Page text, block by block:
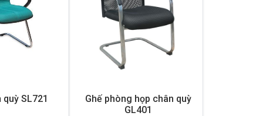
quỳ SL721
Ghế phòng họp chân quỳ
GL401